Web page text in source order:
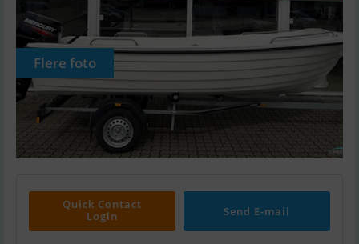
Flere foto
Quick Contact
Login
Send E-mail